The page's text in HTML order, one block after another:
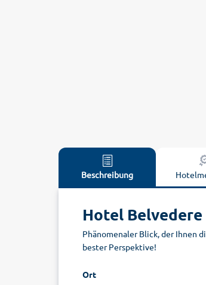
Beschreibung
Hotel
Phänomenaler Blick, der Ihnen
bester Perspektive!
Ort